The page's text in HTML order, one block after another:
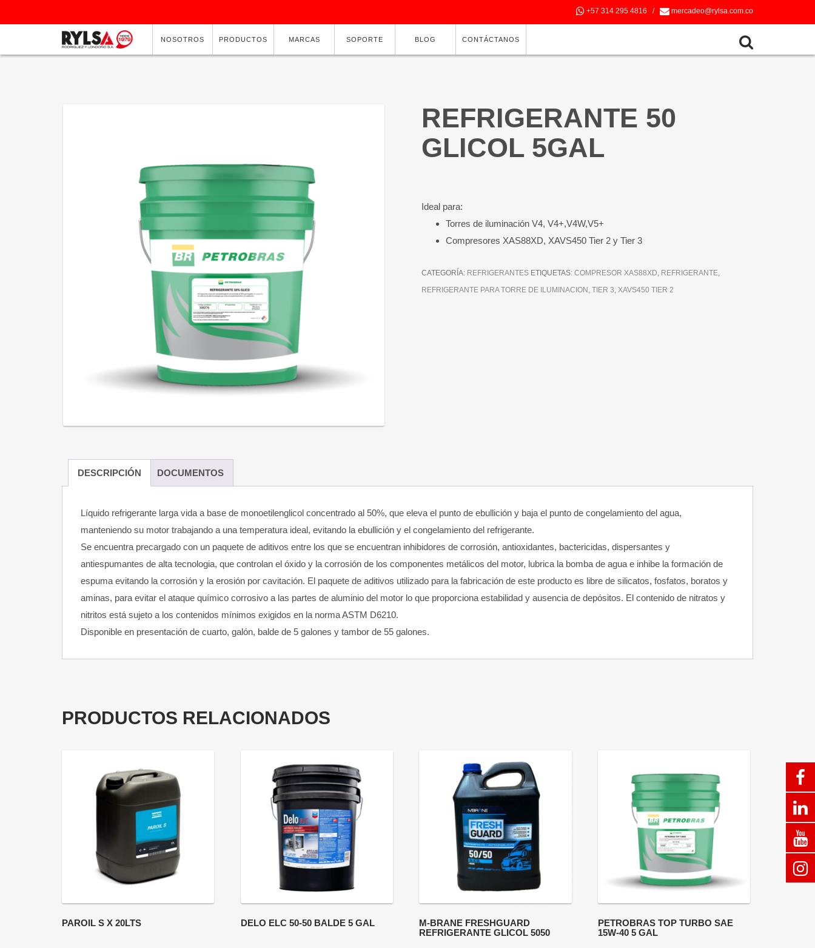
+57 314 295 4816 / mercadeo@rylsa.com.co
NOSOTROS PRODUCTOS MARCAS SOPORTE BLOG CONTÁCTANOS
REFRIGERANTE 50
GLICOL 5GAL
Ideal para:
Torres de iluminación V4, V4+,V4W,V5+
Compresores XAS88XD, XAVS450 Tier 2 y Tier 3
CATEGORÍA: REFRIGERANTES ETIQUETAS: COMPRESOR XAS88XD, REFRIGERANTE,
REFRIGERANTE PARA TORRE DE ILUMINACION , TIER 3, XAVS450 TIER 2
DESCRIPCIÓN DOCUMENTOS
Líquido refrigerante larga vida a base de monoetilenglicol concentrado al 50%, que eleva el punto de ebullición y baja el punto de congelamiento del agua,
manteniendo su motor trabajando a una temperatura ideal, evitando la ebullición y el congelamiento del refrigerante.
Se encuentra precargado con un paquete de aditivos entre los que se encuentran inhibidores de corrosión, antioxidantes, bactericidas, dispersantes y
antiespumantes de alta tecnologia, que controlan el óxido y la corrosión de los componentes metálicos del motor, lubrica la bomba de agua e inhibe la formación de
espuma evitando la corrosión y la erosión por cavitación. El paquete de aditivos utilizado para la fabricación de este producto es libre de silicatos, fosfatos, boratos y
aminas, para evitar el ataque químico corrosivo a las partes de aluminio del motor lo que proporciona estabilidad y ausencia de depósitos. El contenido de nitratos y
nitritos está sujeto a los contenidos mínimos exigidos en la norma ASTM D6210.
Disponible en presentación de cuarto, galón, balde de 5 galones y tambor de 55 galones.
PRODUCTOS RELACIONADOS
PAROIL S X 20LTS DELO ELC 50-50 BALDE 5 GAL
M-BRANE FRESHGUARD
REFRIGERANTE GLICOL 5050
PETROBRAS TOP TURBO SAE
15W-40 5 GAL